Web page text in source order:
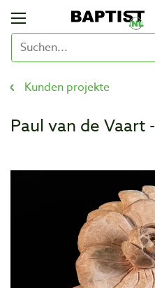
Kunden projekte
Paul van de Vaart